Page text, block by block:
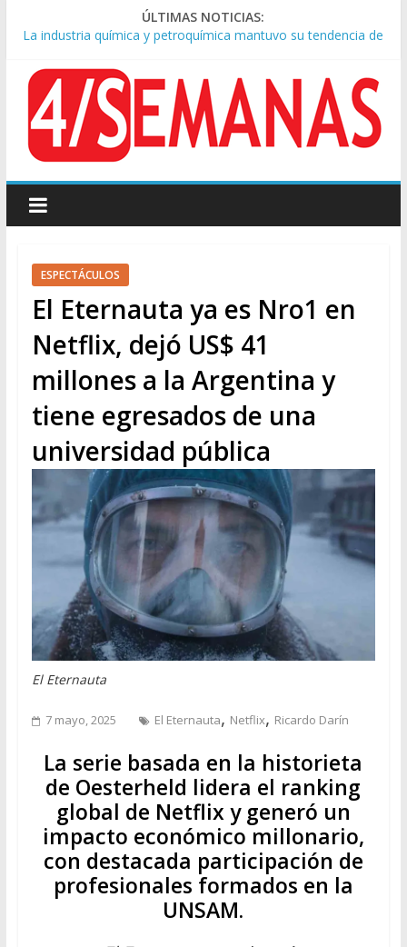
ÚLTIMAS NOTICIAS:
La industria química y petroquímica mantuvo su tendencia de
crecimiento en junio 2026
Empresarios dicen estar «desilusionados» con Milei porque no
les cumplió con la reforma laboral
Causa AFA: el juez Amarante calificó de “ficción judicial” el
traslado del expediente a Campana
A pocas cuadras de La Bombonera chocaron un tren y un
colectivo: siete heridos
Ultimátum de la Justicia a Manuel Adorni para que explique el
crecimiento de su patrimonio
ESPECTÁCULOS
El Eternauta ya es Nro1 en
Netflix, dejó US$ 41
millones a la Argentina y
tiene egresados de una
universidad pública
El Eternauta
7 mayo, 2025 El Eternauta, Netflix, Ricardo Darín
La serie basada en la historieta
de Oesterheld lidera el ranking
global de Netflix y generó un
impacto económico millonario,
con destacada participación de
profesionales formados en la
UNSAM.